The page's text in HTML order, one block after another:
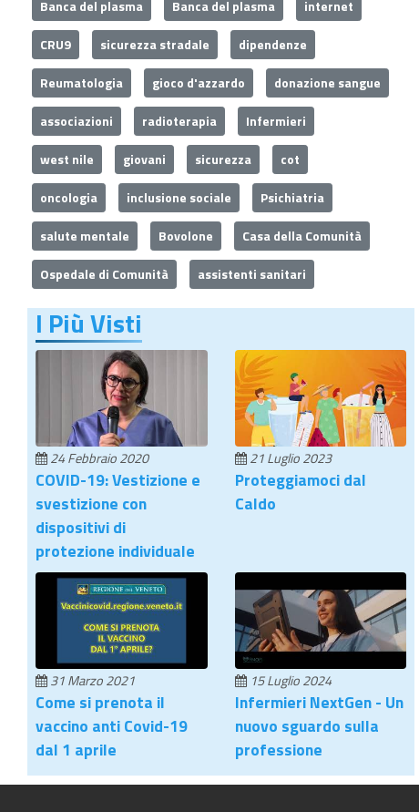
Banca del plasma
Banca del plasma
internet
CRU9
sicurezza stradale
dipendenze
Reumatologia
gioco d'azzardo
donazione sangue
associazioni
radioterapia
Infermieri
west nile
giovani sicurezza
cot
oncologia
inclusione sociale
Psichiatria
salute mentale
Bovolone
Casa della Comunità
Ospedale di Comunità
assistenti sanitari
I Più Visti
24 Febbraio 2020
COVID-19: Vestizione e
svestizione con
dispositivi di
protezione individuale
21 Luglio 2023
Proteggiamoci dal
Caldo
31 Marzo 2021
Come si prenota il
vaccino anti Covid-19
dal 1 aprile
15 Luglio 2024
Infermieri NextGen - Un
nuovo sguardo sulla
professione